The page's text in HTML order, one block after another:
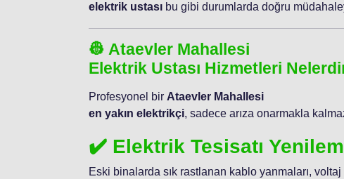
elektrik ustası bu gibi durumlarda doğru
👷 Ataevler Mahallesi
Elektrik Ustası Hizmetleri
Profesyonel bir Ataevler Mahallesi
en yakın elektrikçi, sadece arıza onarmakla
✔️ Elektrik Tesisatı
Eski binalarda sık rastlanan kablo yanmaları,